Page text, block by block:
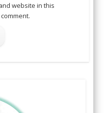
website in this